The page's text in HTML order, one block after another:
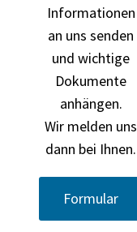
Informationen
an uns senden
und wichtige
Dokumente
anhängen.
Wir melden uns
dann bei Ihnen.
Formular